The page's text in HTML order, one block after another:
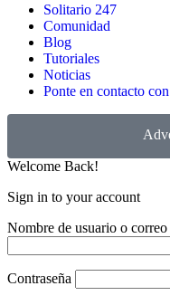
Solitario 247
Comunidad
Blog
Tutoriales
Noticias
Ponte en contacto con
Welcome Back!
Sign in to your account
Nombre de usuario o
Contraseña